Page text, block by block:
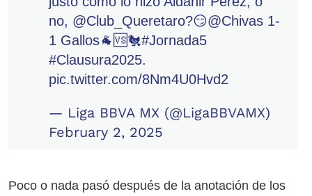
no, @Club_Queretaro?😏@Chivas 1-
1 Gallos🐐🆚🐔#Jornada5
#Clausura2025.
pic.twitter.com/8Nm4U0Hvd2
— Liga BBVA MX (@LigaBBVAMX)
February 2, 2025
Poco o nada pasó después de la anotación de los